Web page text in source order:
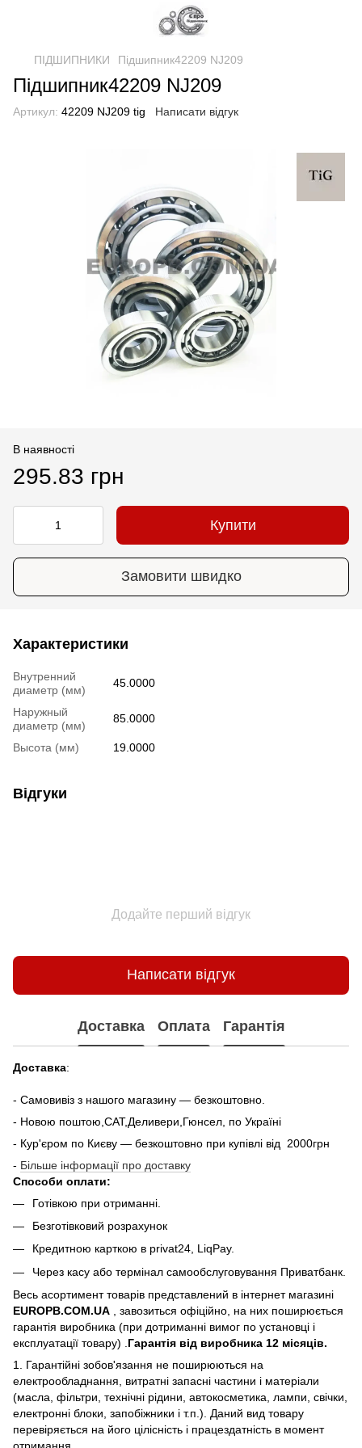
ПІДШИПНИКИ Підшипник42209 NJ209
Підшипник42209 NJ209
Артикул: 42209 NJ209 tig Написати відгук
В наявності
295.83 грн
Купити
Замовити швидко
Характеристики
Внутренний
диаметр (мм)
45.0000
Наружный
диаметр (мм)
85.0000
Высота (мм) 19.0000
Відгуки
Додайте перший відгук
Написати відгук
Доставка Оплата Гарантія
Доставка:
- Самовивіз з нашого магазину — безкоштовно.
- Новою поштою,САТ,Деливери,Гюнсел, по Україні
- Кур'єром по Києву — безкоштовно при купiвлi вiд 2000грн
- Більше інформації про доставку
Способи оплати:
Готівкою при отриманні.
Безготівковий розрахунок
Кредитною карткою в privat24, LiqPay.
Через касу або термінал самообслуговування Приватбанк.
Весь асортимент товарів представлений в інтернет магазині
EUROPB.COM.UA
, завозиться офіційно, на них поширюється
гарантія виробника (при дотриманні вимог по установці і
експлуатації товару) . Гарантія від виробника 12 місяців.
1. Гарантійні зобов'язання не поширюються на
електрообладнання, витратні запасні частини і матеріали
(масла, фільтри, технічні рідини, автокосметика, лампи, свічки,
електронні блоки, запобіжники і т.п.). Даний вид товару
перевіряється на його цілісність і працездатність в момент